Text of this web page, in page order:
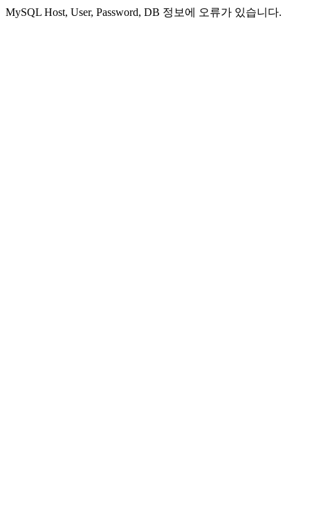
MySQL Host, User, Password, DB 정보에 오류가 있습니다.